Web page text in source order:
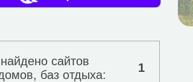
сайтов
баз отдыха:
1